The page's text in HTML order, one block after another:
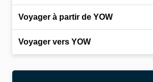
Voyager à partir de YOW
Voyager vers YOW